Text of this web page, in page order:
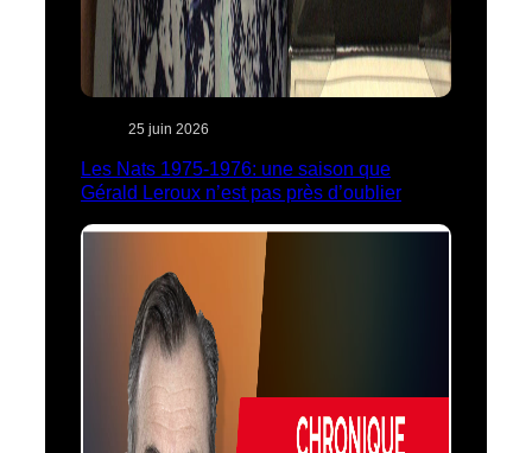
25 juin 2026
Les Nats 1975-1976: une saison que
Gérald Leroux n’est pas près d’oublier